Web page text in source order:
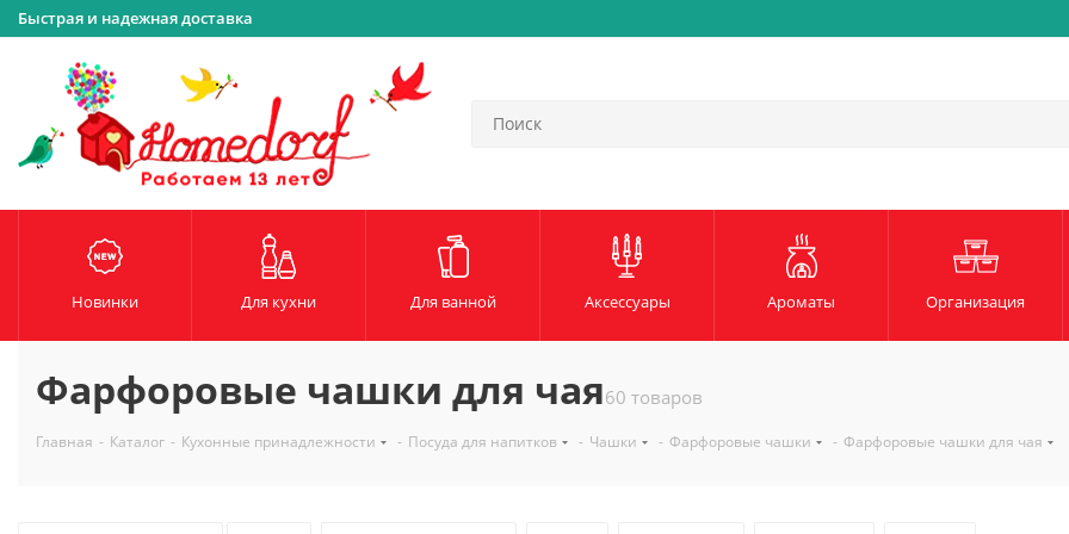
Быстрая и надежная доставка
Новинки Для кухни Для ванной Аксессуары Ароматы Организация
Фарфоровые чашки для чая60 товаров
Главная - Каталог - Кухонные принадлежности - Посуда для напитков - Чашки - Фарфоровые чашки - Фарфоровые чашки для чая